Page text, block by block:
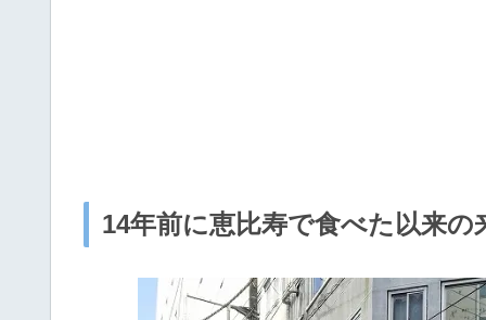
14年前に恵比寿で食べた以来の